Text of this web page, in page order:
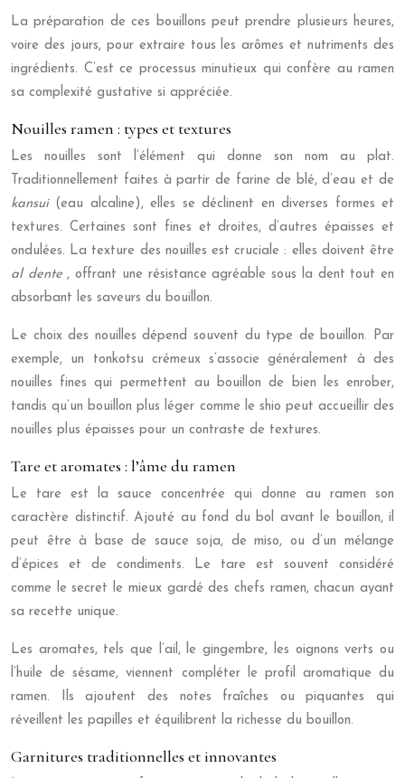
La préparation de ces bouillons peut prendre plusieurs heures,
voire des jours, pour extraire tous les arômes et nutriments des
ingrédients. C’est ce processus minutieux qui confère au ramen
sa complexité gustative si appréciée.
Nouilles ramen : types et textures
Les nouilles sont l’élément qui donne son nom au plat.
Traditionnellement faites à partir de farine de blé, d’eau et de
kansui (eau alcaline), elles se déclinent en diverses formes et
textures. Certaines sont fines et droites, d’autres épaisses et
ondulées. La texture des nouilles est cruciale : elles doivent être
al dente , offrant une résistance agréable sous la dent tout en
absorbant les saveurs du bouillon.
Le choix des nouilles dépend souvent du type de bouillon. Par
exemple, un tonkotsu crémeux s’associe généralement à des
nouilles fines qui permettent au bouillon de bien les enrober,
tandis qu’un bouillon plus léger comme le shio peut accueillir des
nouilles plus épaisses pour un contraste de textures.
Tare et aromates : l’âme du ramen
Le tare est la sauce concentrée qui donne au ramen son
caractère distinctif. Ajouté au fond du bol avant le bouillon, il
peut être à base de sauce soja, de miso, ou d’un mélange
d’épices et de condiments. Le tare est souvent considéré
comme le secret le mieux gardé des chefs ramen, chacun ayant
sa recette unique.
Les aromates, tels que l’ail, le gingembre, les oignons verts ou
l’huile de sésame, viennent compléter le profil aromatique du
ramen. Ils ajoutent des notes fraîches ou piquantes qui
réveillent les papilles et équilibrent la richesse du bouillon.
Garnitures traditionnelles et innovantes